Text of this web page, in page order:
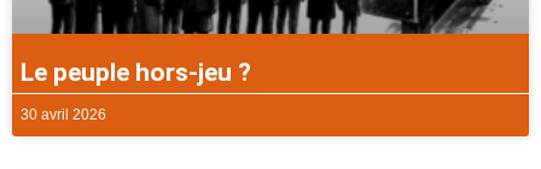
Le peuple hors-jeu ?
30 avril 2026